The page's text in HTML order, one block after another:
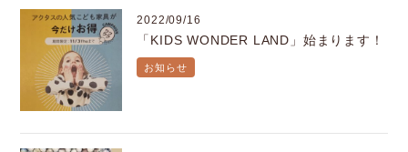
2022/09/16
「KIDS WONDER LAND」始まります！
お知らせ